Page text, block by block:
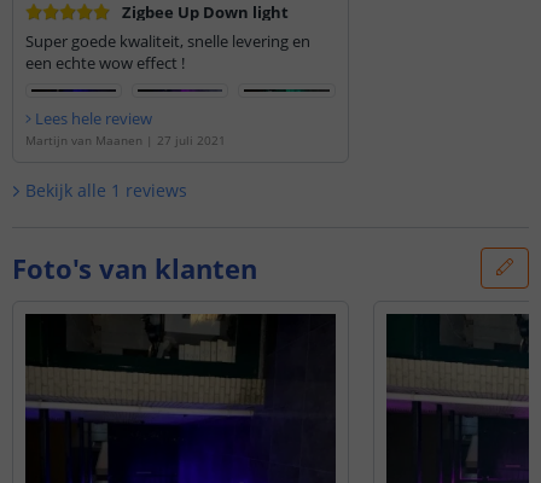
Zigbee Up Down light
Super goede kwaliteit, snelle levering en
een echte wow effect !
Lees hele review
Martijn van Maanen | 27 juli 2021
Bekijk alle 1 reviews
Foto's van klanten